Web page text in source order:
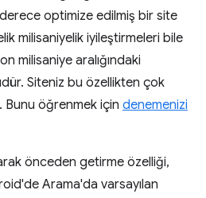
optimize edilmiş bir site
milisaniyelik iyileştirmeleri bile
milisaniye aralığındaki
Siteniz bu özellikten çok
Bunu öğrenmek için denemenizi
önceden getirme özelliği,
Arama'da varsayılan